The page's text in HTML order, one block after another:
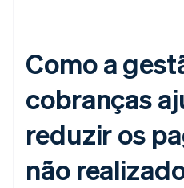
Como a
cobranças
reduzir os
não